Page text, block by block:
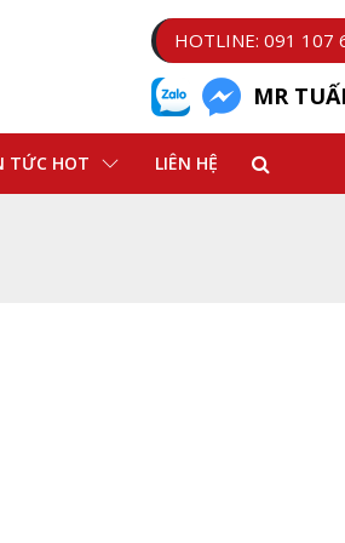
HOTLINE: 091 107
MR
TỨC HOT LIÊN HỆ